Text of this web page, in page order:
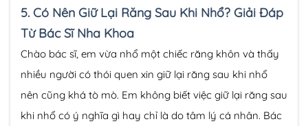
5. Có Nên Giữ Lại Răng Sau Khi Nhổ? Giải Đáp
Từ Bác Sĩ Nha Khoa
Chào bác sĩ, em vừa nhổ một chiếc răng khôn và thấy
nhiều người có thói quen xin giữ lại răng sau khi nhổ
nên cũng khá tò mò. Em không biết việc giữ lại răng sau
khi nhổ có ý nghĩa gì hay chỉ là do tâm lý cá nhân. Bác